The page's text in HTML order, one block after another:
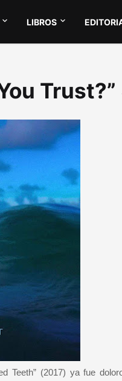
LIBROS
Trust?”
Teeth” (2017) ya fue